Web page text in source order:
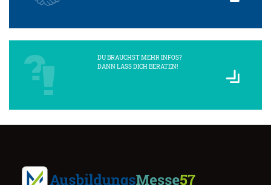
DU BRAUCHST MEHR INFOS?
DANN LASS DICH BERATEN!